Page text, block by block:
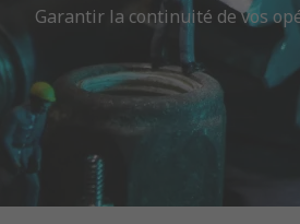
Garantir la continuité de vos